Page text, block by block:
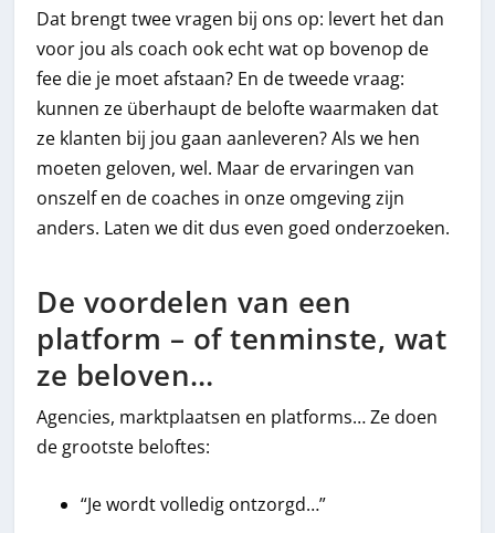
Dat brengt twee vragen bij ons op: levert het dan
voor jou als coach ook echt wat op bovenop de
fee die je moet afstaan? En de tweede vraag:
kunnen ze überhaupt de belofte waarmaken dat
ze klanten bij jou gaan aanleveren? Als we hen
moeten geloven, wel. Maar de ervaringen van
onszelf en de coaches in onze omgeving zijn
anders. Laten we dit dus even goed onderzoeken.
De voordelen van een
platform – of tenminste, wat
ze beloven…
Agencies, marktplaatsen en platforms… Ze doen
de grootste beloftes:
“Je wordt volledig ontzorgd…”